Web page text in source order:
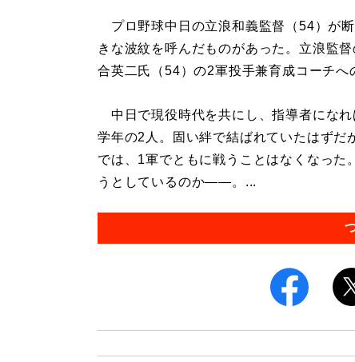
プロ野球中日の立浪和義監督（54）が
きな波紋を呼んだものがあった。立浪監
合英二氏（54）の2軍投手兼育成コーチへ
中日で現役時代を共にし、指導者にな
学年の2人。固い絆で結ばれていたはずだ
では、1軍でともに戦うことはなくなっ
うとしているのか――。...